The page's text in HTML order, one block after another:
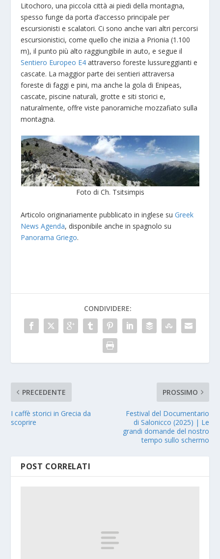
Litochoro, una piccola città ai piedi della montagna,
spesso funge da porta d’accesso principale per
escursionisti e scalatori. Ci sono anche vari altri percorsi
escursionistici, come quello che inizia a Prionia (1.100
m), il punto più alto raggiungibile in auto, e segue il
Sentiero Europeo E4 attraverso foreste lussureggianti e
cascate. La maggior parte dei sentieri attraversa
foreste di faggi e pini, ma anche la gola di Enipeas,
cascate, piscine naturali, grotte e siti storici e,
naturalmente, offre viste panoramiche mozzafiato sulla
montagna.
Foto di Ch. Tsitsimpis
Articolo originariamente pubblicato in inglese suGreek
News Agenda, disponibile anche in spagnolo su
Panorama Griego.
CONDIVIDERE:
PRECEDENTE
I caffè storici in Grecia da
scoprire
PROSSIMO
Festival del Documentario
di Salonicco (2025) | Le
grandi domande del nostro
tempo sullo schermo
POST CORRELATI